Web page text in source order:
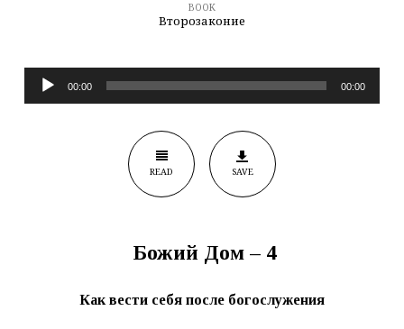
Богослужения
BOOK
Второзаконие
Audio
Player
00:00 00:00
READ SAVE
Божий Дом – 4
Как вести себя после богослужения